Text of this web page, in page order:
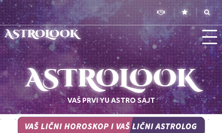
ASTROLOOK
ASTROLOOK
VAŠ PRVI YU ASTRO SAJT